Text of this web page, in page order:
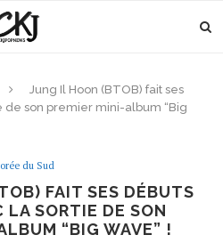
Jung Il Hoon (BTOB) fait ses
de son premier mini-album “Big
du Sud
FAIT SES DÉBUTS
LA SORTIE DE SON
“BIG WAVE” !